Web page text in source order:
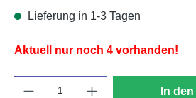
Lieferung in 1-3 Tagen
Aktuell nur noch 4 vorhanden!
In